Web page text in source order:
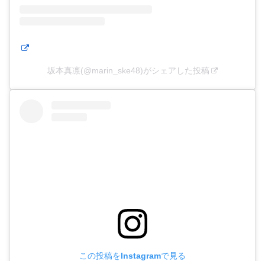
坂本真凛(@marin_ske48)がシェアした投稿
この投稿をInstagramで見る